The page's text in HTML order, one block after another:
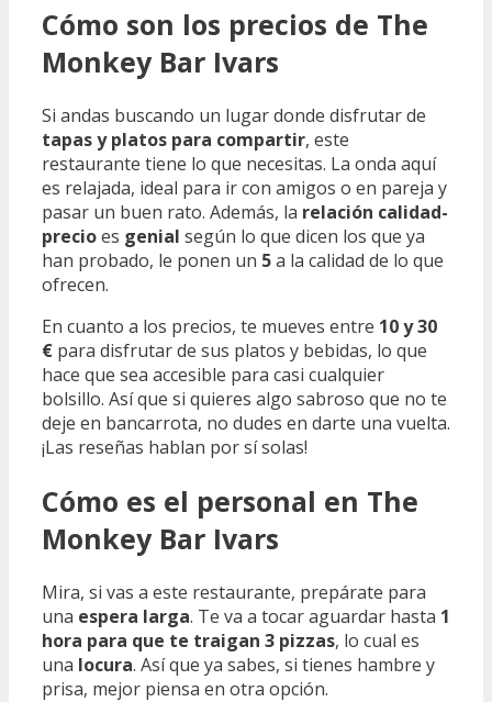
Cómo son los precios de The
Monkey Bar Ivars
Si andas buscando un lugar donde disfrutar de
tapas y platos para compartir, este
restaurante tiene lo que necesitas. La onda aquí
es relajada, ideal para ir con amigos o en pareja y
pasar un buen rato. Además, la relación calidad-
precioes genial según lo que dicen los que ya
han probado, le ponen un 5a la calidad de lo que
ofrecen.
En cuanto a los precios, te mueves entre 10 y 30
€ para disfrutar de sus platos y bebidas, lo que
hace que sea accesible para casi cualquier
bolsillo. Así que si quieres algo sabroso que no te
deje en bancarrota, no dudes en darte una vuelta.
¡Las reseñas hablan por sí solas!
Cómo es el personal en The
Monkey Bar Ivars
Mira, si vas a este restaurante, prepárate para
una espera larga. Te va a tocar aguardar hasta 1
hora para que te traigan 3 pizzas, lo cual es
una locura. Así que ya sabes, si tienes hambre y
prisa, mejor piensa en otra opción.